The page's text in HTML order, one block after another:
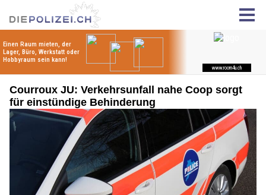
Courroux JU: Verkehrsunfall nahe Coop sorgt
für einstündige Behinderung